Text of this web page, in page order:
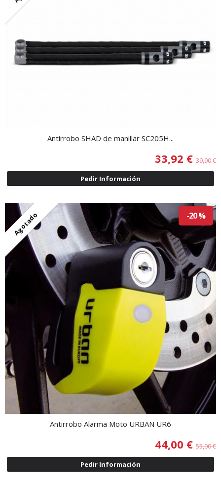
Antirrobo SHAD de manillar SC205H...
33,92 € 39,90 €
Pedir Información
Agotado -20 %
Antirrobo Alarma Moto URBAN UR6
44,00 € 55,00 €
Pedir Información